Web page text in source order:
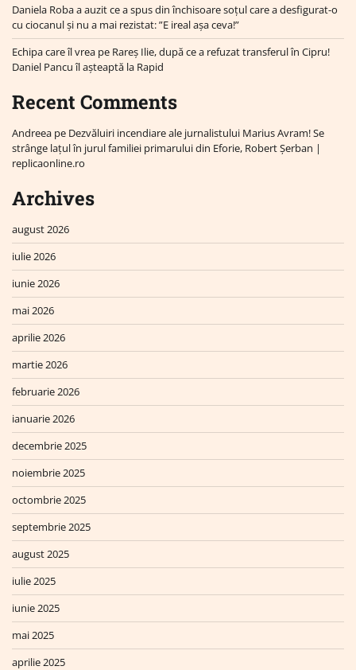
Daniela Roba a auzit ce a spus din închisoare soțul care a desfigurat-o
cu ciocanul și nu a mai rezistat: ”E ireal așa ceva!”
Echipa care îl vrea pe Rareș Ilie, după ce a refuzat transferul în Cipru!
Daniel Pancu îl așteaptă la Rapid
Recent Comments
Andreea pe Dezvăluiri incendiare ale jurnalistului Marius Avram! Se
strânge lațul în jurul familiei primarului din Eforie, Robert Șerban |
replicaonline.ro
Archives
august 2026
iulie 2026
iunie 2026
mai 2026
aprilie 2026
martie 2026
februarie 2026
ianuarie 2026
decembrie 2025
noiembrie 2025
octombrie 2025
septembrie 2025
august 2025
iulie 2025
iunie 2025
mai 2025
aprilie 2025